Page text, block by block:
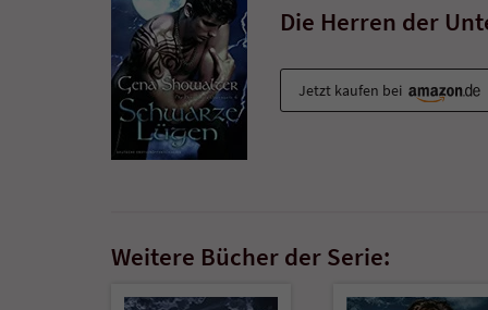
Die Herren der
Jetzt kaufen bei
Weitere Bücher der Serie: